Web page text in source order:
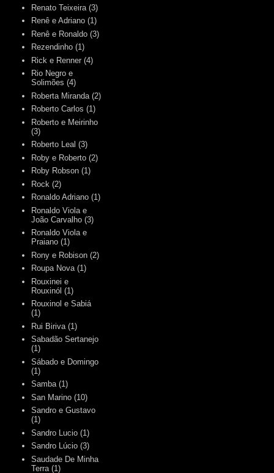
Renato Teixeira (3)
Renê e Adriano (1)
Renê e Ronaldo (3)
Rezendinho (1)
Rick e Renner (4)
Rio Negro e
Solimões (4)
Roberta Miranda (2)
Roberto Carlos (1)
Roberto e Meirinho
(3)
Roberto Leal (3)
Roby e Roberto (2)
Roby Robson (1)
Rock (2)
Ronaldo Adriano (1)
Ronaldo Viola e
João Carvalho (3)
Ronaldo Viola e
Praiano (1)
Rony e Robison (2)
Roupa Nova (1)
Rouxinei e
Rouxinól (1)
Rouxinol e Sabiá
(1)
Rui Biriva (1)
Sabadão Sertanejo
(1)
Sábado e Domingo
(1)
Samba (1)
San Marino (10)
Sandro e Gustavo
(1)
Sandro Lucio (1)
Sandro Lúcio (3)
Saudade De Minha
Terra (1)